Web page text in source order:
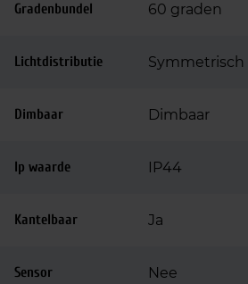
Gradenbundel 60 graden
Lichtdistributie Symmetrisch
Dimbaar Dimbaar
Ip waarde IP44
Kantelbaar Ja
Sensor Nee